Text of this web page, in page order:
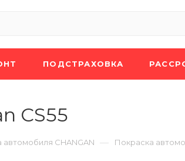
ПОДСТРАХОВКА
CS55
автомобиля CHANGAN — Покраска